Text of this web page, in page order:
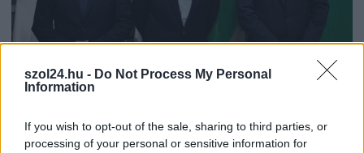
szol24.hu - Do Not Process My Personal
Information
If you wish to opt-out of the sale, sharing to third parties, or
processing of your personal or sensitive information for
Napokon belül megválasztja az új köztársasági
elnököt az Országgyűlés